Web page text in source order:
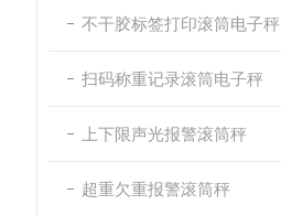
不干胶标签打印滚筒电子秤
扫码称重记录滚筒电子秤
上下限声光报警滚筒秤
超重欠重报警滚筒秤